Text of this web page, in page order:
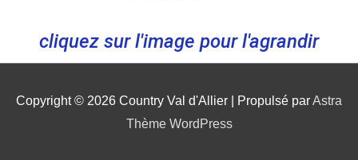
cliquez sur l'image pour l'agrandir
Copyright © 2026 Country Val d'Allier | Propulsé parAstra
Thème WordPress